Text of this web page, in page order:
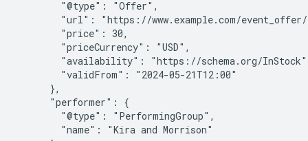
        "@type": "Offer",
"url": "https://www.example.com/
        "price": 30,
        "priceCurrency": "USD",
"availability": "https://schema.org/
        "validFrom": "2024-05-21T12:00"
      },
      "performer": {
        "@type": "PerformingGroup",
        "name": "Kira and Morrison"